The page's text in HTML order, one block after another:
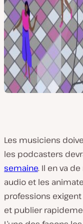
Les musiciens
les podcasters
semaine. Il en va
audio et les
professions
et publier